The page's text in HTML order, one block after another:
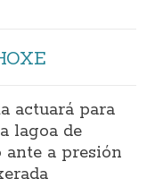
actuará para
lagoa de
ante a presión